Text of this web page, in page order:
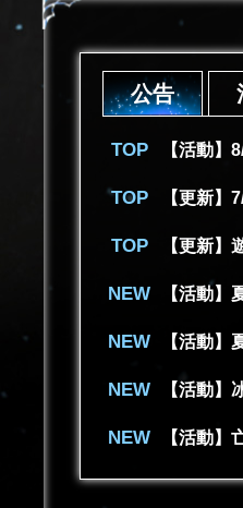
公告
【活動】
【更新
【更新】
【活動】
【活動】
【活動】
【活動】